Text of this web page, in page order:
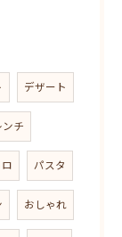
デザート
ンチ
パスタ
おしゃれ